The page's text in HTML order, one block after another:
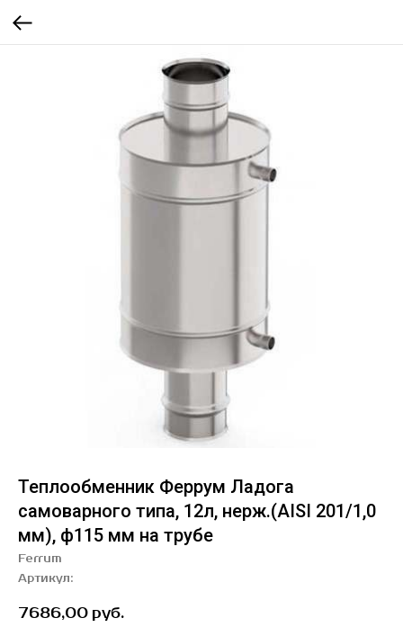
Теплообменник Феррум Ладога
самоварного типа, 12л, нерж.(AISI 201/1,0
мм), ф115 мм на трубе
Ferrum
Артикул:
7686,00 руб.